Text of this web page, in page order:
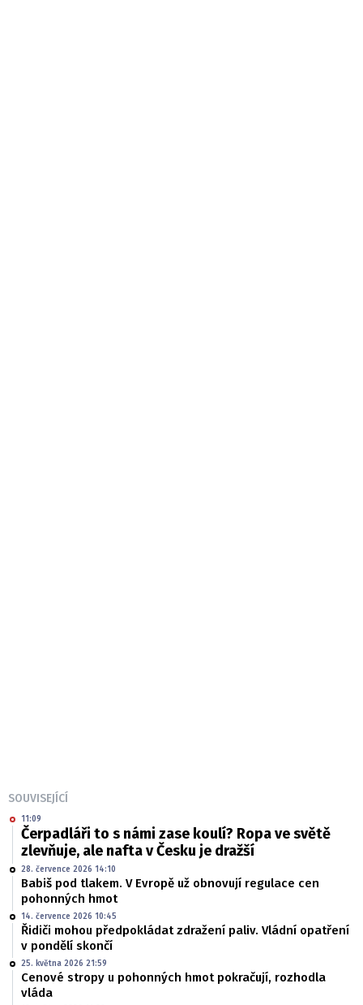
SOUVISEJÍCÍ
11:09
Čerpadláři to s námi zase koulí? Ropa ve světě
zlevňuje, ale nafta v Česku je dražší
28. července 2026 14:10
Babiš pod tlakem. V Evropě už obnovují regulace cen
pohonných hmot
14. července 2026 10:45
Řidiči mohou předpokládat zdražení paliv. Vládní opatření
v pondělí skončí
25. května 2026 21:59
Cenové stropy u pohonných hmot pokračují, rozhodla
vláda